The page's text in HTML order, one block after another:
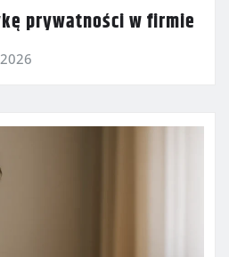
prywatności w firmie